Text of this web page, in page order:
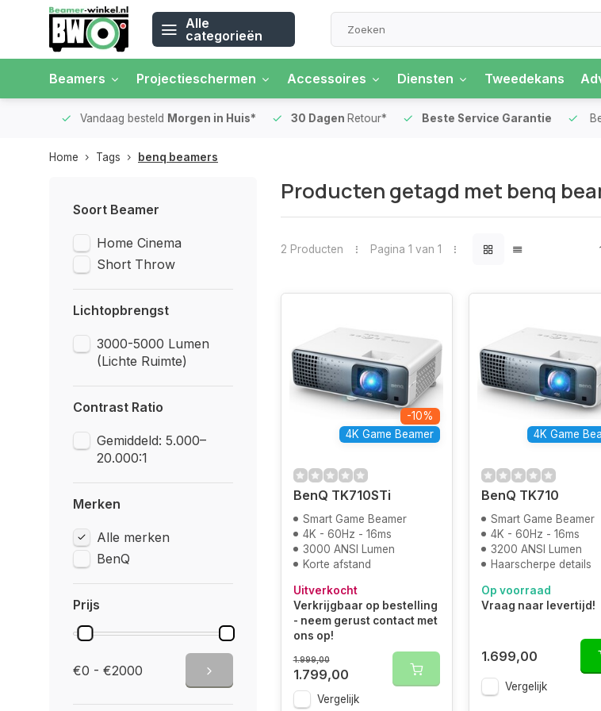
Alle
categorieën
Beamers Projectieschermen Accessoires Diensten Tweedekans
Vandaag besteld Morgen in Huis* 30 DagenRetour* Beste Service Garantie
Home Tags benq beamers
Soort Beamer
Home Cinema
Short Throw
Lichtopbrengst
3000-5000 Lumen
(Lichte Ruimte)
Contrast Ratio
Gemiddeld: 5.000–
20.000:1
Merken
Alle merken
BenQ
Prijs
€0 - €2000
Producten getagd met benq
2 Producten Pagina 1 van 1
-10%
4K Game Beamer
BenQ TK710STi
Smart Game Beamer
4K - 60Hz - 16ms
3000 ANSI Lumen
Korte afstand
Uitverkocht
Verkrijgbaar op bestelling
- neem gerust contact met
ons op!
1.999,00
1.799,00
Vergelijk
4K Game
BenQ TK710
Smart Game Beamer
4K - 60Hz - 16ms
3200 ANSI Lumen
Haarscherpe details
Op voorraad
Vraag naar levertijd!
1.699,00
Vergelijk